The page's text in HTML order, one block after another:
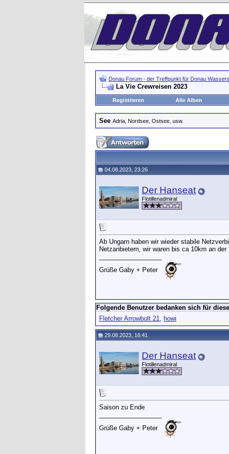
Donau Forum - der Treffpunkt für Donau
La Vie Crewreisen 2023
Registrieren
Alle Alben
See Adria, Nordsee, Ostsee, usw.
04.08.2023, 23:26
Der Hanseat
Flotillenadmiral
Ab Ungarn haben wir wieder stabile
Netzanbietern, wir waren bis ca 10km an
Grüße Gaby + Peter
Folgende Benutzer bedanken sich für
Fletcher Arrowbolt 21, howi
29.08.2023, 16:41
Der Hanseat
Flotillenadmiral
Saison zu Ende
Grüße Gaby + Peter